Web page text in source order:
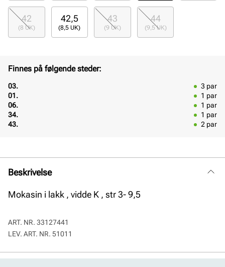
42
(8 UK)
42,5
(8,5 UK)
43
(9 UK)
44
(9,5 UK)
Finnes på følgende steder:
03. 3 par
01.
1 par
06.
1 par
34.
1 par
43.
2 par
Beskrivelse
Mokasin i lakk , vidde K , str 3- 9,5
ART. NR. 33127441
LEV. ART. NR. 51011